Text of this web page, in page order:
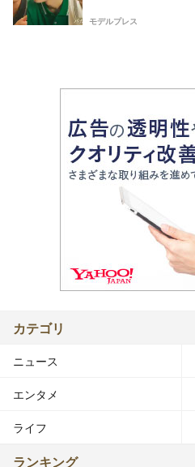
モデルプレス
カテゴリ
ニュース
エンタメ
ライフ
ランキング